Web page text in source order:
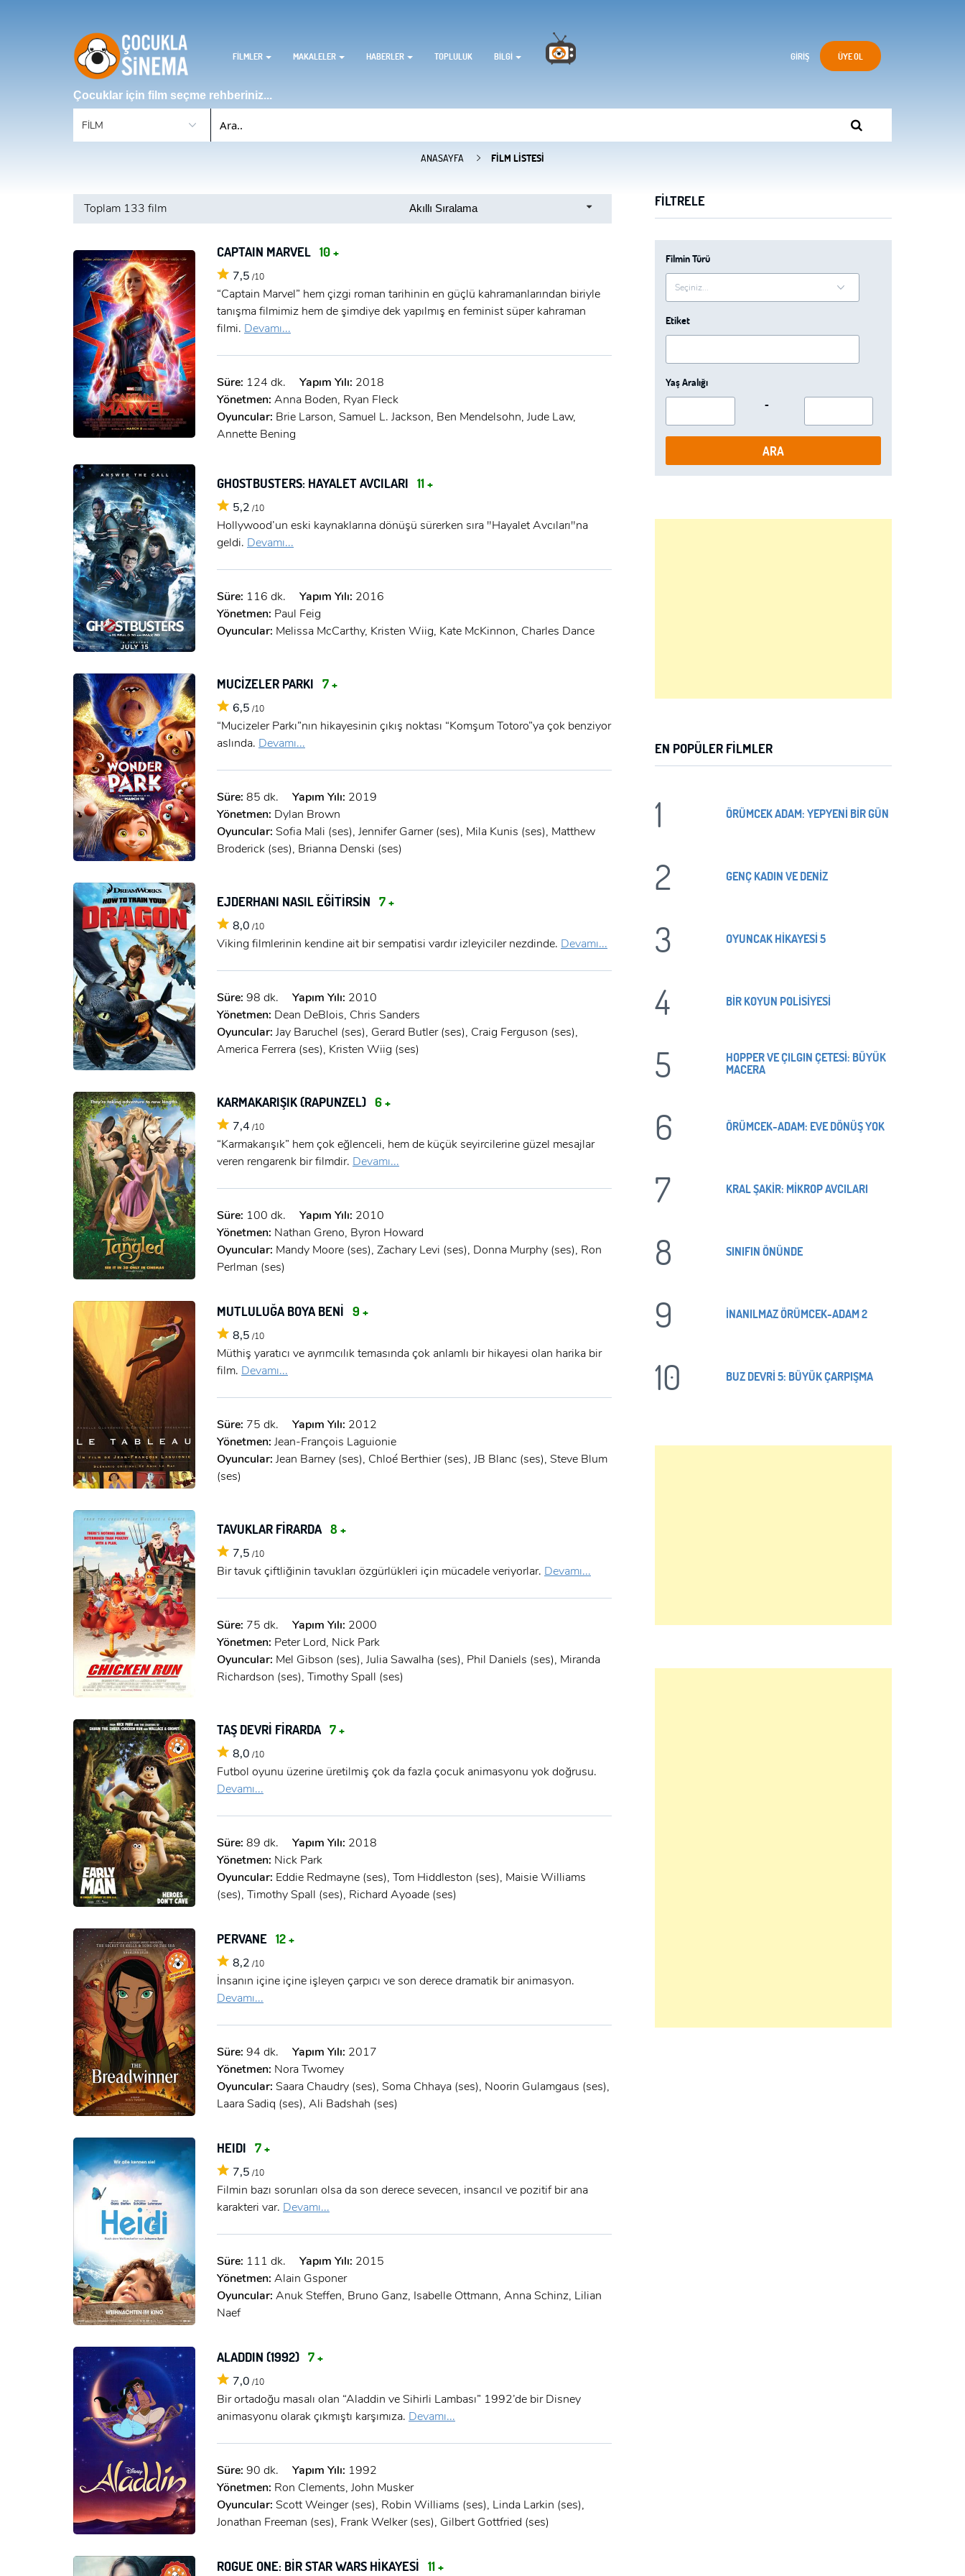
Şifre:
ÜYE OL
Şifre:
GIRIŞ
FİLMLER MAKALELER HABERLER TOPLULUK BILGI GIRIŞ ÜYE OL
Çocuklar için film seçme rehberiniz...
ANASAYFA FILM LISTESI
Toplam 133 film Akıllı Sıralama
CAPTAIN MARVEL 10 +
7,5 /10
“Captain Marvel” hem çizgi roman tarihinin en güçlü kahramanlarından biriyle
tanışma filmimiz hem de şimdiye dek yapılmış en feminist süper kahraman
filmi. Devamı...
Süre: 124 dk. Yapım Yılı: 2018
Yönetmen: Anna Boden, Ryan Fleck
Oyuncular: Brie Larson, Samuel L. Jackson, Ben Mendelsohn, Jude Law,
Annette Bening
GHOSTBUSTERS: HAYALET AVCILARI 11 +
5,2 /10
Hollywood’un eski kaynaklarına dönüşü sürerken sıra "Hayalet Avcıları"na
geldi. Devamı...
Süre: 116 dk. Yapım Yılı: 2016
Yönetmen: Paul Feig
Oyuncular: Melissa McCarthy, Kristen Wiig, Kate McKinnon, Charles Dance
MUCİZELER PARKI 7 +
6,5 /10
“Mucizeler Parkı”nın hikayesinin çıkış noktası “Komşum Totoro”ya çok benziyor
aslında. Devamı...
Süre: 85 dk. Yapım Yılı: 2019
Yönetmen: Dylan Brown
Oyuncular: Sofia Mali (ses), Jennifer Garner (ses), Mila Kunis (ses), Matthew
Broderick (ses), Brianna Denski (ses)
EJDERHANI NASIL EĞİTİRSİN 7 +
8,0 /10
Viking filmlerinin kendine ait bir sempatisi vardır izleyiciler nezdinde. Devamı...
Süre: 98 dk. Yapım Yılı: 2010
Yönetmen: Dean DeBlois, Chris Sanders
Oyuncular: Jay Baruchel (ses), Gerard Butler (ses), Craig Ferguson (ses),
America Ferrera (ses), Kristen Wiig (ses)
KARMAKARIŞIK (RAPUNZEL) 6 +
7,4 /10
“Karmakarışık” hem çok eğlenceli, hem de küçük seyircilerine güzel mesajlar
veren rengarenk bir filmdir. Devamı...
Süre: 100 dk. Yapım Yılı: 2010
Yönetmen: Nathan Greno, Byron Howard
Oyuncular: Mandy Moore (ses), Zachary Levi (ses), Donna Murphy (ses), Ron
Perlman (ses)
MUTLULUĞA BOYA BENİ 9 +
8,5 /10
Müthiş yaratıcı ve ayrımcılık temasında çok anlamlı bir hikayesi olan harika bir
film. Devamı...
Süre: 75 dk. Yapım Yılı: 2012
Yönetmen: Jean-François Laguionie
Oyuncular: Jean Barney (ses), Chloé Berthier (ses), JB Blanc (ses), Steve Blum
(ses)
TAVUKLAR FİRARDA 8 +
7,5 /10
Bir tavuk çiftliğinin tavukları özgürlükleri için mücadele veriyorlar. Devamı...
Süre: 75 dk. Yapım Yılı: 2000
Yönetmen: Peter Lord, Nick Park
Oyuncular: Mel Gibson (ses), Julia Sawalha (ses), Phil Daniels (ses), Miranda
Richardson (ses), Timothy Spall (ses)
TAŞ DEVRİ FİRARDA 7 +
8,0 /10
Futbol oyunu üzerine üretilmiş çok da fazla çocuk animasyonu yok doğrusu.
Devamı...
Süre: 89 dk. Yapım Yılı: 2018
Yönetmen: Nick Park
Oyuncular: Eddie Redmayne (ses), Tom Hiddleston (ses), Maisie Williams
(ses), Timothy Spall (ses), Richard Ayoade (ses)
PERVANE 12 +
8,2 /10
İnsanın içine içine işleyen çarpıcı ve son derece dramatik bir animasyon.
Devamı...
Süre: 94 dk. Yapım Yılı: 2017
Yönetmen: Nora Twomey
Oyuncular: Saara Chaudry (ses), Soma Chhaya (ses), Noorin Gulamgaus (ses),
Laara Sadiq (ses), Ali Badshah (ses)
HEIDI 7 +
7,5 /10
Filmin bazı sorunları olsa da son derece sevecen, insancıl ve pozitif bir ana
karakteri var. Devamı...
Süre: 111 dk. Yapım Yılı: 2015
Yönetmen: Alain Gsponer
Oyuncular: Anuk Steffen, Bruno Ganz, Isabelle Ottmann, Anna Schinz, Lilian
Naef
ALADDIN (1992) 7 +
7,0 /10
Bir ortadoğu masalı olan “Aladdin ve Sihirli Lambası” 1992’de bir Disney
animasyonu olarak çıkmıştı karşımıza. Devamı...
Süre: 90 dk. Yapım Yılı: 1992
Yönetmen: Ron Clements, John Musker
Oyuncular: Scott Weinger (ses), Robin Williams (ses), Linda Larkin (ses),
Jonathan Freeman (ses), Frank Welker (ses), Gilbert Gottfried (ses)
ROGUE ONE: BİR STAR WARS HİKAYESİ 11 +
FILTRELE
Filmin Türü
Etiket
Yaş Aralığı
-
EN POPÜLER FILMLER
1 ÖRÜMCEK ADAM: YEPYENİ BİR GÜN
2 GENÇ KADIN VE DENİZ
3 OYUNCAK HİKAYESİ 5
4 BİR KOYUN POLİSİYESİ
5
HOPPER VE ÇILGIN ÇETESİ: BÜYÜK
MACERA
6 ÖRÜMCEK-ADAM: EVE DÖNÜŞ YOK
7 KRAL ŞAKİR: MİKROP AVCILARI
8 SINIFIN ÖNÜNDE
9 İNANILMAZ ÖRÜMCEK-ADAM 2
10 BUZ DEVRİ 5: BÜYÜK ÇARPIŞMA